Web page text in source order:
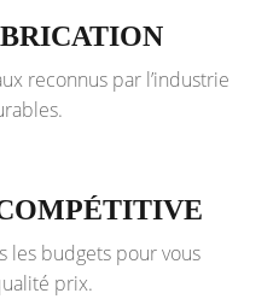
reconnus par l’industrie
les budgets pour vous
prix.